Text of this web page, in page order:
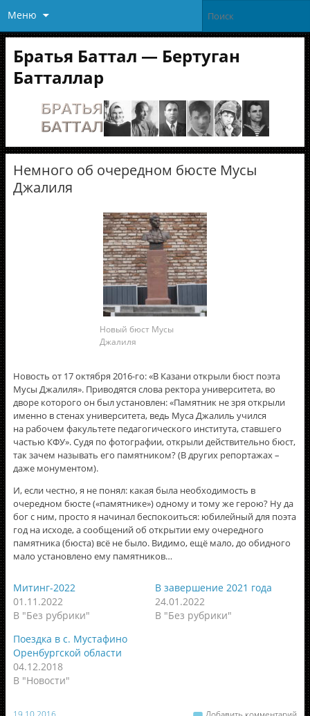
Меню
Братья Баттал — Бертуган
Батталлар
Немного об очередном бюсте Мусы
Джалиля
Новый бюст Мусы
Джалиля
Новость от 17 октября 2016-го: «В Казани открыли бюст поэта
Мусы Джалиля». Приводятся слова ректора университета, во
дворе которого он был установлен: «Памятник не зря открыли
именно в стенах университета, ведь Муса Джалиль учился
на рабочем факультете педагогического института, ставшего
частью КФУ». Судя по фотографии, открыли действительно бюст,
так зачем называть его памятником? (В других репортажах –
даже монументом).
И, если честно, я не понял: какая была необходимость в
очередном бюсте («памятнике») одному и тому же герою? Ну да
бог с ним, просто я начинал беспокоиться: юбилейный для поэта
год на исходе, а сообщений об открытии ему очередного
памятника (бюста) всё не было. Видимо, ещё мало, до обидного
мало установлено ему памятников…
Митинг-2022
01.11.2022
В "Без рубрики"
В завершение 2021 года
24.01.2022
В "Без рубрики"
Поездка в с. Мустафино
Оренбургской области
04.12.2018
В "Новости"